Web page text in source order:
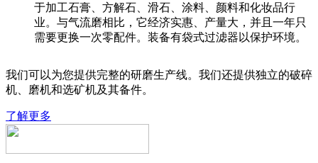
于加工石膏、方解石、滑石、涂料、颜料和化妆品行
业。与气流磨相比，它经济实惠、产量大，并且一年只
需要更换一次零配件。装备有袋式过滤器以保护环境。
我们可以为您提供完整的研磨生产线。我们还提供独立的破碎
机、磨机和选矿机及其备件。
了解更多